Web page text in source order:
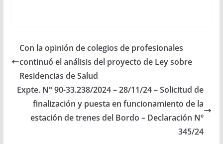
Comisión de Justicia,
Acuerdos y
Designaciones).
Acordado, el
25/07/2024.
Con la opinión de colegios de profesionales
continuó el análisis del proyecto de Ley sobre
Residencias de Salud
Expte. N° 90-33.238/2024 – 28/11/24 – Solicitud de
finalización y puesta en funcionamiento de la
estación de trenes del Bordo – Declaración Nº
345/24